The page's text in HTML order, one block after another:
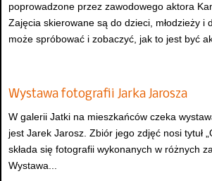
poprowadzone przez zawodowego aktora
Zajęcia skierowane są do dzieci, młodzieży i
może spróbować i zobaczyć, jak to jest być
Wystawa fotografii Jarka Jarosza
W galerii Jatki na mieszkańców czeka
jest Jarek Jarosz. Zbiór jego zdjęć nosi tytuł
składa się fotografii wykonanych w różnych
Wystawa...